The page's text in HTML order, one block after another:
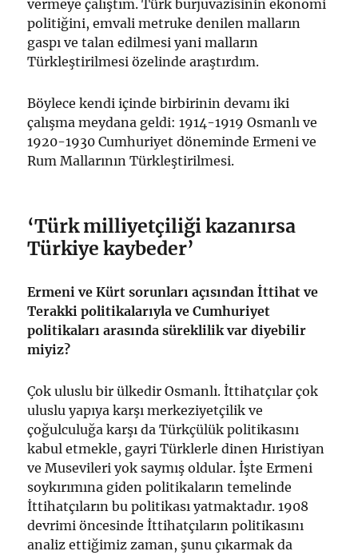
vermeye çalıştım. Türk burjuvazisinin ekonomi
politiğini, emvali metruke denilen malların
gaspı ve talan edilmesi yani malların
Türkleştirilmesi özelinde araştırdım.
Böylece kendi içinde birbirinin devamı iki
çalışma meydana geldi: 1914-1919 Osmanlı ve
1920-1930 Cumhuriyet döneminde Ermeni ve
Rum Mallarının Türkleştirilmesi.
‘Türk milliyetçiliği kazanırsa
Türkiye kaybeder’
Ermeni ve Kürt sorunları açısından İttihat ve
Terakki politikalarıyla ve Cumhuriyet
politikaları arasında süreklilik var diyebilir
miyiz?
Çok uluslu bir ülkedir Osmanlı. İttihatçılar çok
uluslu yapıya karşı merkeziyetçilik ve
çoğulculuğa karşı da Türkçülük politikasını
kabul etmekle, gayri Türklerle dinen Hıristiyan
ve Musevileri yok saymış oldular. İşte Ermeni
soykırımına giden politikaların temelinde
İttihatçıların bu politikası yatmaktadır. 1908
devrimi öncesinde İttihatçıların politikasını
analiz ettiğimiz zaman, şunu çıkarmak da